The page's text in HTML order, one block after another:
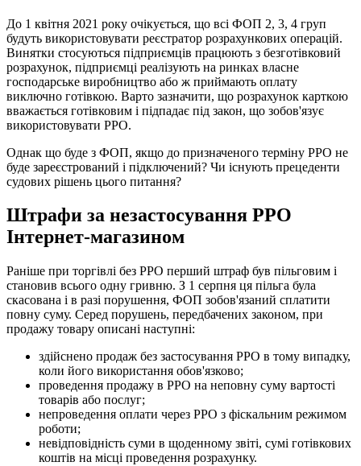
До 1 квітня 2021 року очікується, що всі ФОП 2, 3, 4 груп
будуть використовувати реєстратор розрахункових операцій.
Винятки стосуються підприємців працюють з безготівковий
розрахунок, підприємці реалізують на ринках власне
господарське виробництво або ж приймають оплату
виключно готівкою. Варто зазначити, що розрахунок карткою
вважається готівковим і підпадає під закон, що зобов'язує
використовувати РРО.
Однак що буде з ФОП, якщо до призначеного терміну РРО не
буде зареєстрований і підключений? Чи існують прецеденти
судових рішень цього питання?
Штрафи за незастосування РРО
Інтернет-магазином
Раніше при торгівлі без РРО перший штраф був пільговим і
становив всього одну гривню. З 1 серпня ця пільга була
скасована і в разі порушення, ФОП зобов'язаний сплатити
повну суму. Серед порушень, передбачених законом, при
продажу товару описані наступні:
здійснено продаж без застосування РРО в тому випадку,
коли його використання обов'язково;
проведення продажу в РРО на неповну суму вартості
товарів або послуг;
непроведення оплати через РРО з фіскальним режимом
роботи;
невідповідність суми в щоденному звіті, сумі готівкових
коштів на місці проведення розрахунку.